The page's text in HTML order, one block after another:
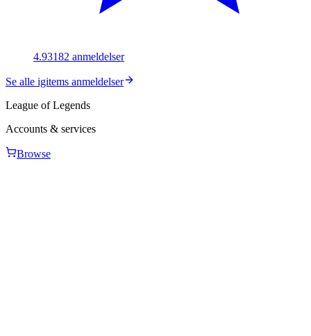
4.93182 anmeldelser
Se alle igitems anmeldelser
League of Legends
Accounts & services
Browse